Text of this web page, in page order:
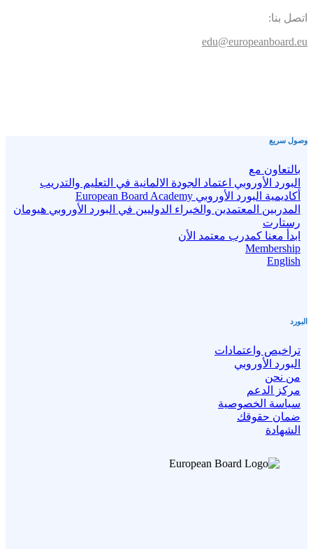
اتصل بنا:
edu@europeanboard.eu
وصول سريع
بالتعاون مع
البورد الأوروبي اعتماد الجودة الالمانية في التعليم والتدريب
أكاديمية البورد الأوروبي European Board Academy
المدربين المعتمدين والخبراء الدوليين في البورد الأوروبي هيومان
رستارت
ابدأ معنا كمدرب معتمد الأن
Membership
English
البورد
تراخيص واعتمادات
البورد الأوروبي
من نحن
مركز الدعم
سياسة الخصوصية
ضمان حقوقك
الشهادة